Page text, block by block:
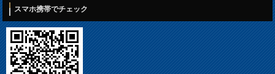
スマホ携帯でチェック